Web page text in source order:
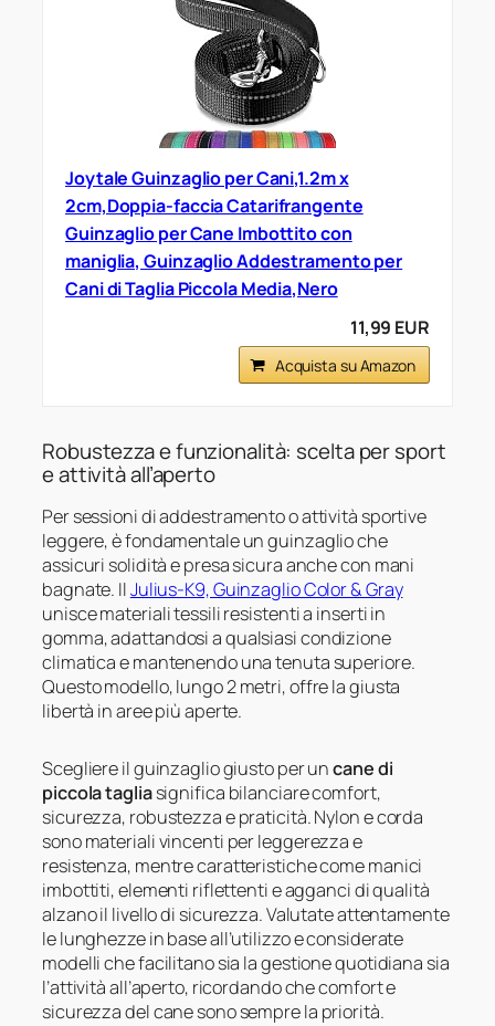
Joytale Guinzaglio per Cani,1.2m x
2cm,Doppia-faccia Catarifrangente
Guinzaglio per Cane Imbottito con
maniglia, Guinzaglio Addestramento per
Cani di Taglia Piccola Media,Nero
11,99 EUR
Acquista su Amazon
Robustezza e funzionalità: scelta per sport
e attività all’aperto
Per sessioni di addestramento o attività sportive
leggere, è fondamentale un guinzaglio che
assicuri solidità e presa sicura anche con mani
bagnate. IlJulius-K9, Guinzaglio Color & Gray
unisce materiali tessili resistenti a inserti in
gomma, adattandosi a qualsiasi condizione
climatica e mantenendo una tenuta superiore.
Questo modello, lungo 2 metri, offre la giusta
libertà in aree più aperte.
Scegliere il guinzaglio giusto per uncane di
piccola tagliasignifica bilanciare comfort,
sicurezza, robustezza e praticità. Nylon e corda
sono materiali vincenti per leggerezza e
resistenza, mentre caratteristiche come manici
imbottiti, elementi riflettenti e agganci di qualità
alzano il livello di sicurezza. Valutate attentamente
le lunghezze in base all’utilizzo e considerate
modelli che facilitano sia la gestione quotidiana sia
l’attività all’aperto, ricordando che comfort e
sicurezza del cane sono sempre la priorità.